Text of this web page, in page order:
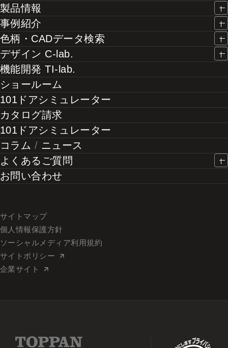
製品情報
事例紹介
色柄・CADデータ検索
デザイン C-lab.
機能開発 TI-lab.
ショールーム
101ドアシミュレーター
カタログ請求
101ドアシミュレーター
コラム / ニュース
よくあるご質問
お問い合わせ
サイトマップ
個人情報保護方針
ソーシャルメディア利用規約
サイトポリシー
企業サイト